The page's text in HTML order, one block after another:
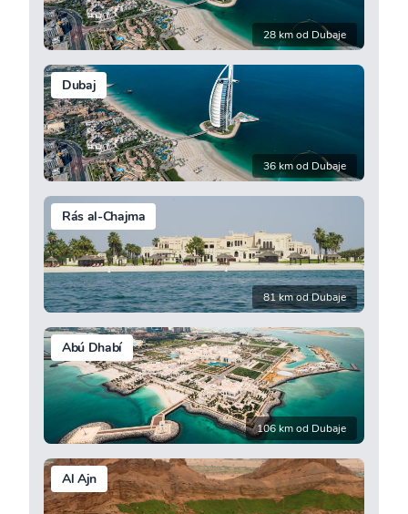
28 km od Dubaje
Dubaj
36 km od Dubaje
Rás al-Chajma
81 km od Dubaje
Abú Dhabí
106 km od Dubaje
Al Ajn